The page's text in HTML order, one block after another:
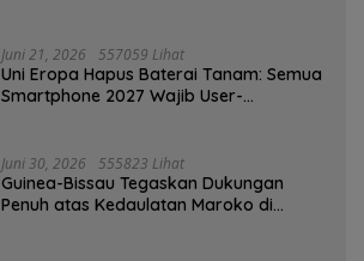
Juni 21, 2026 557059 Lihat
Uni Eropa Hapus Baterai Tanam: Semua
Smartphone 2027 Wajib User-
Juni 30, 2026 555823 Lihat
Guinea-Bissau Tegaskan Dukungan
Penuh atas Kedaulatan Maroko di